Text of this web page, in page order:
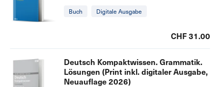
Buch Digitale Ausgabe
CHF 31.00
Deutsch Kompaktwissen. Grammatik.
Lösungen (Print inkl. digitaler Ausgabe,
Neuauflage 2026)